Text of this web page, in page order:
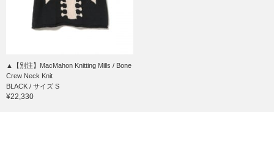
▲【別注】MacMahon Knitting Mills / Bone
Crew Neck Knit
BLACK / サイズ S
¥22,330